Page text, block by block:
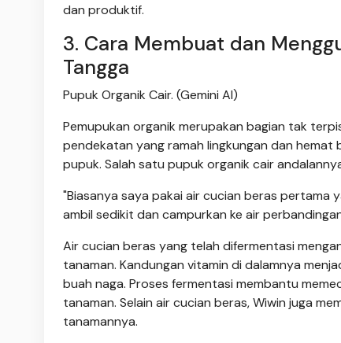
dan produktif.
3. Cara Membuat dan
Tangga
Pupuk Organik Cair. (Gemini AI)
Pemupukan organik merupakan bagian tak
pendekatan yang ramah lingkungan dan
pupuk. Salah satu pupuk organik cair
"Biasanya saya pakai air cucian beras pertama
ambil sedikit dan campurkan ke air
Air cucian beras yang telah difermentasi
tanaman. Kandungan vitamin di dalamnya
buah naga. Proses fermentasi membantu
tanaman. Selain air cucian beras, Wiwin juga
tanamannya.